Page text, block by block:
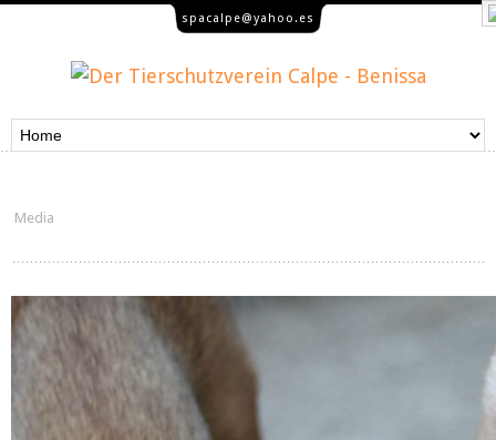
spacalpe@yahoo.es
Media